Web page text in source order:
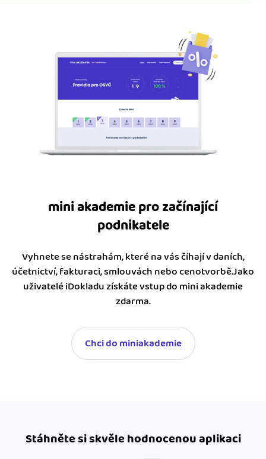
mini akademie pro začínající
podnikatele
Vyhnete se nástrahám, které na vás číhají v daních,
účetnictví, fakturaci, smlouvách nebo cenotvorbě.Jako
uživatelé iDokladu získáte vstup do mini akademie
zdarma.
Chci do miniakademie
Stáhněte si skvěle hodnocenou aplikaci